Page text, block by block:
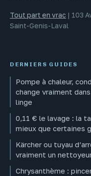
Tout part en vrac | 103
Saint-Genis-Laval
DERNIERS GUIDES
Pompe à chaleur,
change vraiment
linge
0,11 € le lavage : la
mieux que certaines
Kärcher ou tuyau
vraiment un
Chrysanthème :